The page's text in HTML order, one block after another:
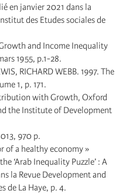
en janvier 2021 dans la
des Etudes sociales de
and Income Inequality
1955, p.1-28.
RICHARD WEBB. 1997. The
1, p. 171.
with Growth, Oxford
the Institute of Development
970 p.
of a healthy economy »
‘Arab Inequality Puzzle’ : A
la Revue Development and
de La Haye, p. 4.